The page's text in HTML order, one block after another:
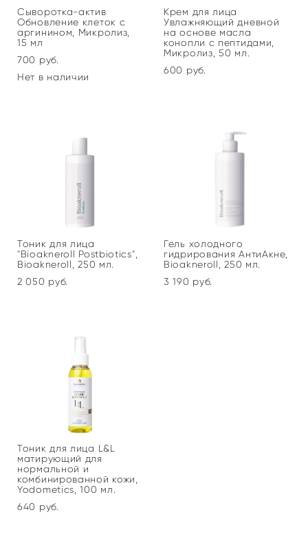
Сыворотка-актив
Обновление клеток с
аргинином, Микролиз,
15 мл
700 pуб.
Нет в наличии
Крем для лица
Увлажняющий дневной
на основе масла
конопли с пептидами,
Микролиз, 50 мл.
600 pуб.
Тоник для лица
"Bioakneroll Postbiotics",
Bioakneroll, 250 мл.
2 050 pуб.
Гель холодного
гидрирования АнтиАкне,
Bioakneroll, 250 мл.
3 190 pуб.
Тоник для лица L&L
матирующий для
нормальной и
комбинированной кожи,
Yodometics, 100 мл.
640 pуб.